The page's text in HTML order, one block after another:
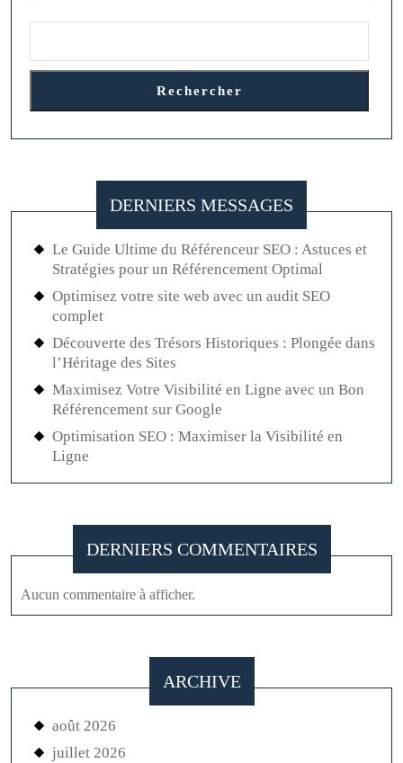
Rechercher
DERNIERS MESSAGES
Le Guide Ultime du Référenceur SEO : Astuces et
Stratégies pour un Référencement Optimal
Optimisez votre site web avec un audit SEO
complet
Découverte des Trésors Historiques : Plongée dans
l’Héritage des Sites
Maximisez Votre Visibilité en Ligne avec un Bon
Référencement sur Google
Optimisation SEO : Maximiser la Visibilité en
Ligne
DERNIERS COMMENTAIRES
Aucun commentaire à afficher.
ARCHIVE
août 2026
juillet 2026